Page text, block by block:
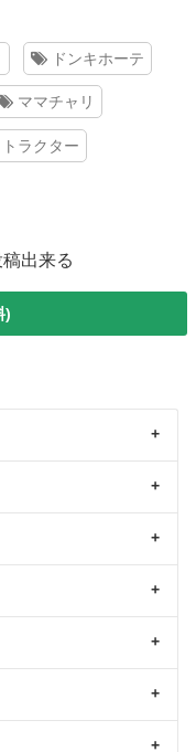
ドンキホーテ
ママチャリ
トラクター
出来る
)